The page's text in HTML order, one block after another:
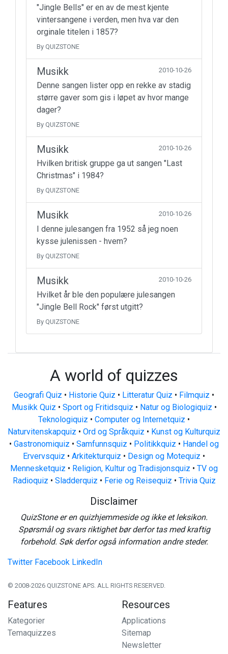
"Jingle Bells" er en av de mest kjente
vintersangene i verden, men hva var den
orginale titelen i 1857?
By QUIZSTONE
Musikk 2010-10-26
Denne sangen lister opp en rekke av stadig
større gaver som gis i løpet av hvor mange
dager?
By QUIZSTONE
Musikk 2010-10-26
Hvilken britisk gruppe ga ut sangen "Last
Christmas" i 1984?
By QUIZSTONE
Musikk 2010-10-26
I denne julesangen fra 1952 så jeg noen
kysse julenissen - hvem?
By QUIZSTONE
Musikk 2010-10-26
Hvilket år ble den populære julesangen
"Jingle Bell Rock" først utgitt?
By QUIZSTONE
A world of quizzes
Geografi Quiz • Historie Quiz • Litteratur Quiz • Filmquiz •
Musikk Quiz • Sport og Fritidsquiz • Natur og Biologiquiz •
Teknologiquiz • Computer og Internetquiz •
Naturvitenskapquiz • Ord og Språkquiz • Kunst og Kulturquiz
• Gastronomiquiz • Samfunnsquiz • Politikkquiz • Handel og
Ervervsquiz • Arkitekturquiz • Design og Motequiz •
Mennesketquiz • Religion, Kultur og Tradisjonsquiz • TV og
Radioquiz • Sladderquiz • Ferie og Reisequiz • Trivia Quiz
Disclaimer
QuizStone er en quizhjemmeside og ikke et leksikon.
Spørsmål og svars riktighet bør derfor tas med kraftig
forbehold. Søk derfor også information andre steder.
Twitter Facebook LinkedIn
© 2008-2026 QUIZSTONE APS. ALL RIGHTS RESERVED.
Features
Kategorier
Temaquizzes
Resources
Applications
Sitemap
Newsletter